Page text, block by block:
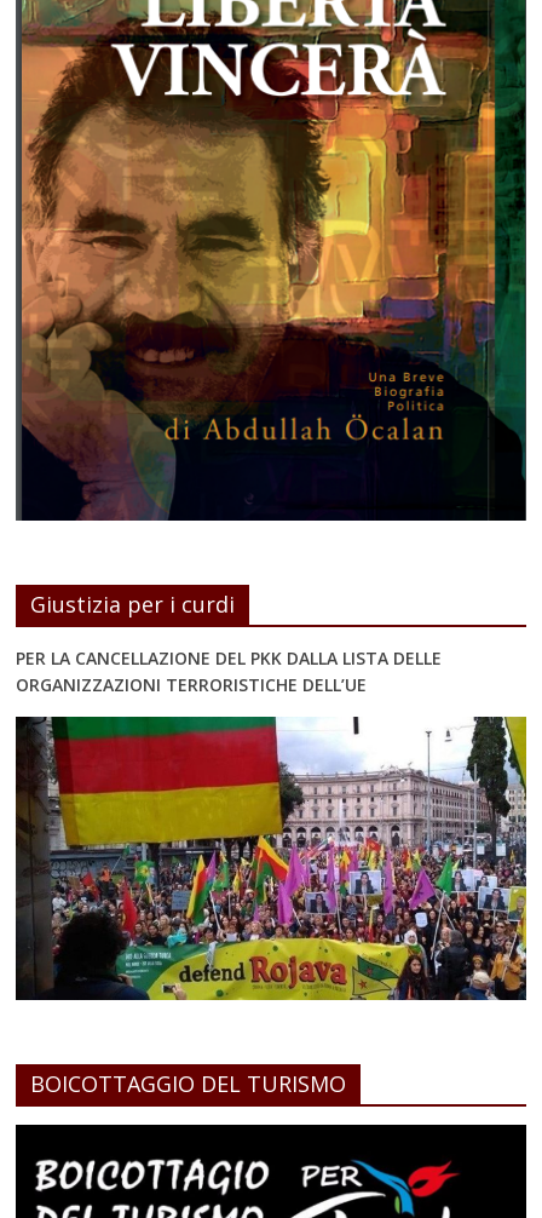
Giustizia per i curdi
PER LA CANCELLAZIONE DEL PKK DALLA LISTA DELLE
ORGANIZZAZIONI TERRORISTICHE DELL’UE
BOICOTTAGGIO DEL TURISMO